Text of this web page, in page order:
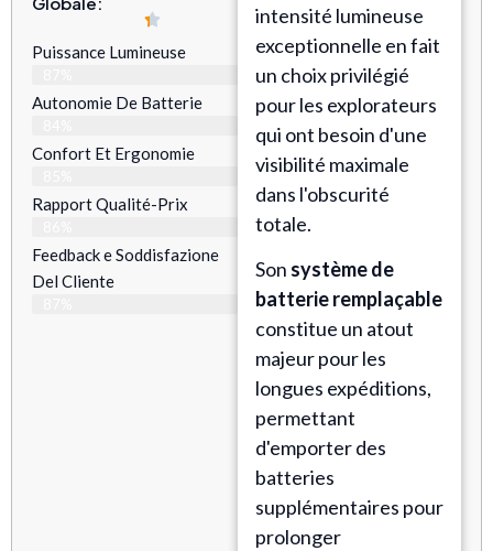
Puissance Lumineuse
Autonomie De Batterie
Confort Et Ergonomie
Rapport Qualité-Prix
Feedback e Soddisfazione
Del Cliente
intensité lumineuse
exceptionnelle en fait
un choix privilégié
pour les explorateurs
qui ont besoin d'une
visibilité maximale
dans l'obscurité
totale.
Son système de
batterie remplaçable
constitue un atout
majeur pour les
longues expéditions,
permettant
d'emporter des
batteries
supplémentaires pour
prolonger